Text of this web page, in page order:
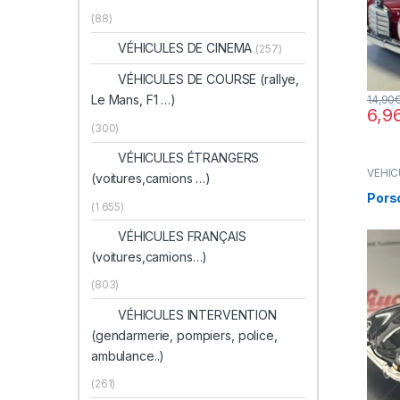
14,90€
(88)
VÉHICULES DE CINEMA (257)
VÉHICULES DE COURSE (rallye,
Le Mans, F1 …)
(300)
VÉHICULES ÉTRANGERS
(voitures,camions …)
(1 655)
VÉHICULES FRANÇAIS
(voitures,camions…)
(803)
VÉHICULES INTERVENTION
(gendarmerie, pompiers, police,
ambulance..)
(261)